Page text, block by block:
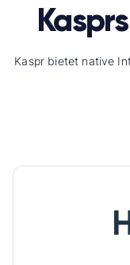
Kaspr bietet native